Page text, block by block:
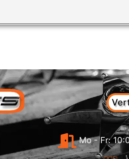
Mo - Fr: